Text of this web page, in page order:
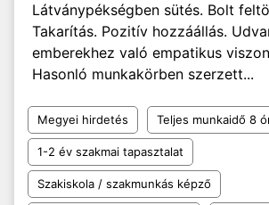
Látványpékségben sütés. Bolt
Takarítás. Pozitív hozzáállás.
emberekhez való empatikus
Hasonló munkakörben szerzett...
Megyei hirdetés Teljes munkaidő 8
1-2 év szakmai tapasztalat
Szakiskola / szakmunkás képző